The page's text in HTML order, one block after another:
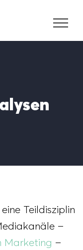
Teildisziplin
–
Marketing –